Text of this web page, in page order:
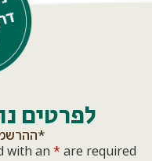
לפרטים
*ההרשמה
with an *are